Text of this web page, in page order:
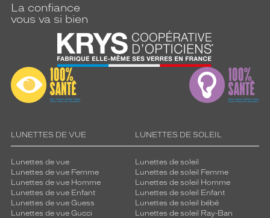
La confiance
vous va si bien
LUNETTES DE VUE
Lunettes de vue
Lunettes de vue Femme
Lunettes de vue Homme
Lunettes de vue Enfant
Lunettes de vue Guess
Lunettes de vue Gucci
LUNETTES DE SOLEIL
Lunettes de soleil
Lunettes de soleil Femme
Lunettes de soleil Homme
Lunettes de soleil Enfant
Lunettes de soleil bébé
Lunettes de soleil Ray-Ban